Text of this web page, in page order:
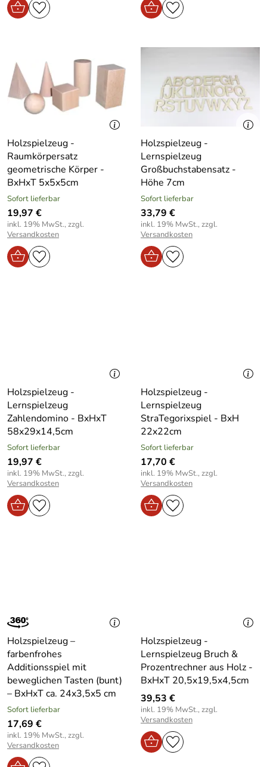
Holzspielzeug -
Raumkörpersatz
geometrische Körper -
BxHxT 5x5x5cm
Sofort lieferbar
19,97 €
inkl. 19% MwSt., zzgl.
Versandkosten
Holzspielzeug -
Lernspielzeug
Großbuchstabensatz -
Höhe 7cm
Sofort lieferbar
33,79 €
inkl. 19% MwSt., zzgl.
Versandkosten
Holzspielzeug -
Lernspielzeug
Zahlendomino - BxHxT
58x29x14,5cm
Sofort lieferbar
19,97 €
inkl. 19% MwSt., zzgl.
Versandkosten
Holzspielzeug -
Lernspielzeug
StraTegorixspiel - BxH
22x22cm
Sofort lieferbar
17,70 €
inkl. 19% MwSt., zzgl.
Versandkosten
Holzspielzeug –
farbenfrohes
Additionsspiel mit
beweglichen Tasten (bunt)
– BxHxT ca. 24x3,5x5 cm
Sofort lieferbar
17,69 €
inkl. 19% MwSt., zzgl.
Versandkosten
Holzspielzeug -
Lernspielzeug Bruch &
Prozentrechner aus Holz -
BxHxT 20,5x19,5x4,5cm
39,53 €
inkl. 19% MwSt., zzgl.
Versandkosten